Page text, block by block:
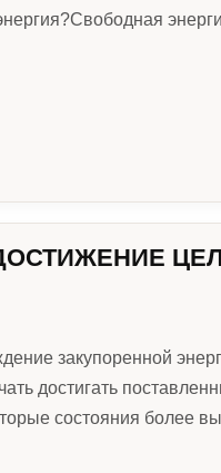
закупоренной
достигать
состояния более